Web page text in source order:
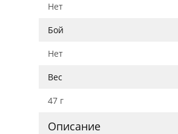
Нет
Бой
Нет
Вес
47 г
Описание